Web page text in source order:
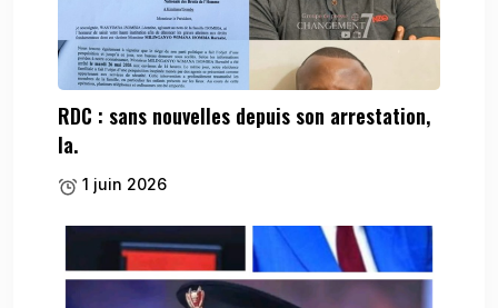
RDC : sans nouvelles depuis son arrestation,
la.
1 juin 2026